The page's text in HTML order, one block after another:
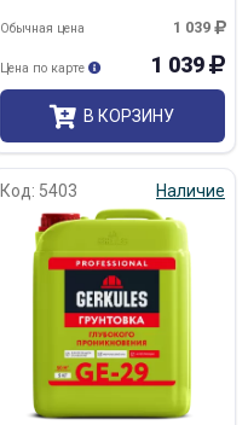
1 039
Обычная цена
1 039
Цена по карте
В КОРЗИНУ
Код: 5403 Наличие